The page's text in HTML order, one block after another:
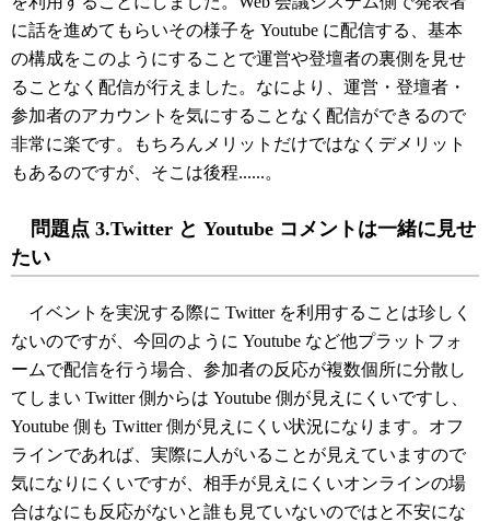
に話を進めてもらいその様子を Youtube に配信する、基本
の構成をこのようにすることで運営や登壇者の裏側を見せ
ることなく配信が行えました。なにより、運営・登壇者・
参加者のアカウントを気にすることなく配信ができるので
非常に楽です。もちろんメリットだけではなくデメリット
もあるのですが、そこは後程......。
問題点 3.Twitter と Youtube コメントは一緒に見せ
たい
イベントを実況する際に Twitter を利用することは珍しく
ないのですが、今回のように Youtube など他プラットフォ
ームで配信を行う場合、参加者の反応が複数個所に分散し
てしまい Twitter 側からは Youtube 側が見えにくいですし、
Youtube 側も Twitter 側が見えにくい状況になります。オフ
ラインであれば、実際に人がいることが見えていますので
気になりにくいですが、相手が見えにくいオンラインの場
合はなにも反応がないと誰も見ていないのではと不安にな